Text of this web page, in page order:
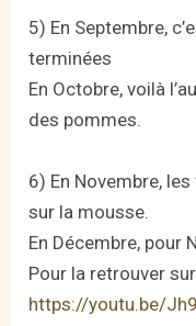
5) En Septembre,
terminées
En Octobre, voilà
des pommes.
6) En Novembre,
sur la mousse.
En Décembre, pour
Pour la retrouver
https://youtu.be/